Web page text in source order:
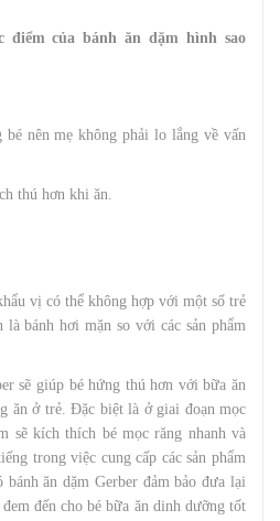
điểm của bánh ăn dặm hình sao
bé nên mẹ không phải lo lắng về vấn
thú hơn khi ăn.
vị có thể không hợp với một số trẻ
bánh hơi mặn so với các sản phẩm
sẽ giúp bé hứng thú hơn với bữa ăn
ăn ở trẻ. Đặc biệt là ở giai đoạn mọc
sẽ kích thích bé mọc răng nhanh và
trong việc cung cấp các sản phẩm
ăn dặm Gerber đảm bảo đưa lại
đến cho bé bữa ăn dinh dưỡng tốt